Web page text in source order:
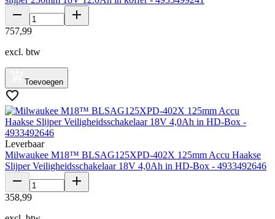
757,99
excl. btw
Toevoegen
Leverbaar
Milwaukee M18™ BLSAG125XPD-402X 125mm Accu Haakse
Slijper Veiligheidsschakelaar 18V 4,0Ah in HD-Box - 4933492646
358,99